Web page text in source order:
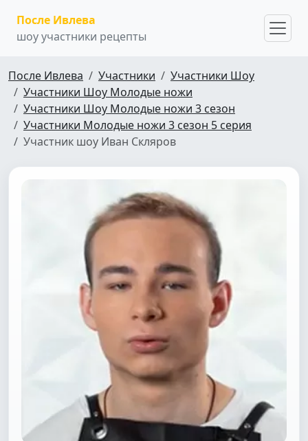
После Ивлева
шоу участники рецепты
После Ивлева Участники
Участники Шоу
Участники Шоу Молодые ножи
Участники Шоу Молодые ножи 3 сезон
Участники Молодые ножи 3 сезон 5 серия
Участник шоу Иван Скляров